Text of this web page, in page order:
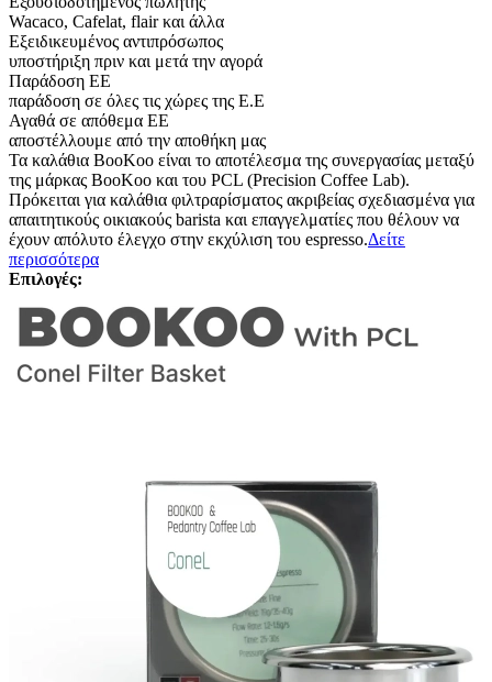
Wacaco, Cafelat, flair και άλλα
Εξειδικευμένος αντιπρόσωπος
υποστήριξη πριν και μετά την αγορά
Παράδοση ΕΕ
παράδοση σε όλες τις χώρες της Ε.Ε
Αγαθά σε απόθεμα ΕΕ
αποστέλλουμε από την αποθήκη μας
Τα καλάθια BooKoo είναι το αποτέλεσμα της συνεργασίας μεταξύ
της μάρκας BooKoo και του PCL (Precision Coffee Lab).
Πρόκειται για καλάθια φιλτραρίσματος ακριβείας σχεδιασμένα για
απαιτητικούς οικιακούς barista και επαγγελματίες που θέλουν να
έχουν απόλυτο έλεγχο στην εκχύλιση του espresso.Δείτε
περισσότερα
Επιλογές: